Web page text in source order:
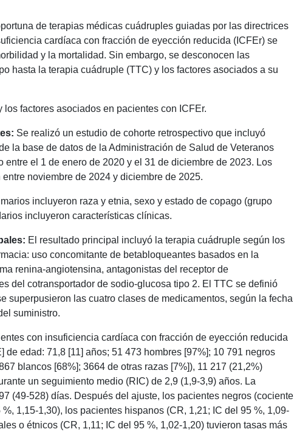
de terapias médicas cuádruples guiadas por las directrices
cardíaca con fracción de eyección reducida (ICFEr) se
y la mortalidad. Sin embargo, se desconocen las
hasta la terapia cuádruple (TTC) y los factores asociados a su
los factores asociados en pacientes con ICFEr.
Se realizó un estudio de cohorte retrospectivo que incluyó
la base de datos de la Administración de Salud de Veteranos
entre el 1 de enero de 2020 y el 31 de diciembre de 2023. Los
noviembre de 2024 y diciembre de 2025.
incluyeron raza y etnia, sexo y estado de copago (grupo
incluyeron características clínicas.
El resultado principal incluyó la terapia cuádruple según los
uso concomitante de betabloqueantes basados ​​en la
renina-angiotensina, antagonistas del receptor de
del cotransportador de sodio-glucosa tipo 2. El TTC se definió
superpusieron las cuatro clases de medicamentos, según la fecha
suministro.
con insuficiencia cardíaca con fracción de eyección reducida
de edad: 71,8 [11] años; 51 473 hombres [97%]; 10 791 negros
blancos [68%]; 3664 de otras razas [7%]), 11 217 (21,2%)
un seguimiento medio (RIC) de 2,9 (1,9-3,9) años. La
(49-528) días. Después del ajuste, los pacientes negros (cociente
1,15-1,30), los pacientes hispanos (CR, 1,21; IC del 95 %, 1,09-
o étnicos (CR, 1,11; IC del 95 %, 1,02-1,20) tuvieron tasas más